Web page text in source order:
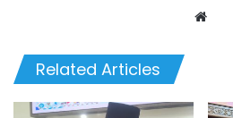
Related Articles